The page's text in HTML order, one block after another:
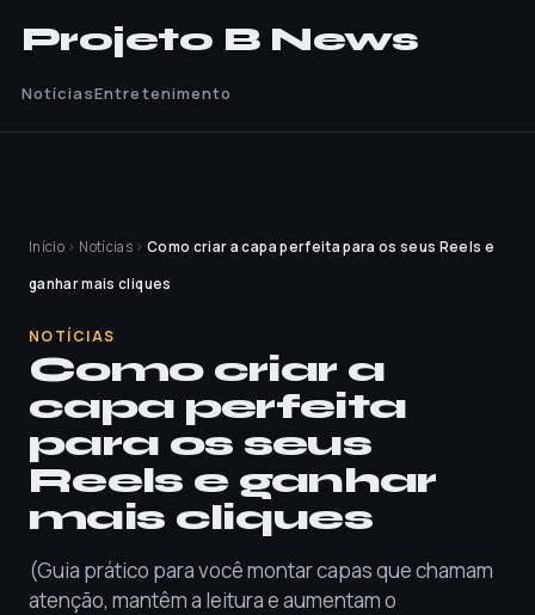
Projeto B News
NotíciasEntretenimento
Início › Notícias › Como criar a capa perfeita para os seus Reels e
ganhar mais cliques
NOTÍCIAS
Como criar a
capa perfeita
para os seus
Reels e ganhar
mais cliques
(Guia prático para você montar capas que chamam
atenção, mantêm a leitura e aumentam o